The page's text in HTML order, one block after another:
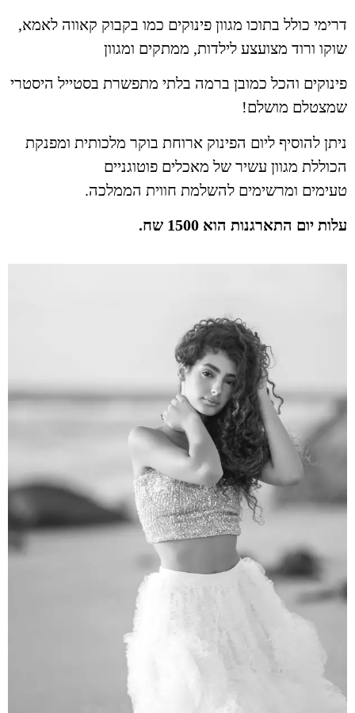
דרימי כולל בתוכו מגוון פינוקים כמו בקבוק קאווה לאמא,
שוקו ורוד מצועצע לילדות, ממתקים ומגוון
פינוקים והכל כמובן ברמה בלתי מתפשרת בסטייל היסטרי
שמצטלם מושלם!
ניתן להוסיף ליום הפינוק ארוחת בוקר מלכותית ומפנקת
הכוללת מגוון עשיר של מאכלים פוטוגניים
טעימים ומרשימים להשלמת חווית הממלכה.
עלות יום התארגנות הוא 1500 שח.